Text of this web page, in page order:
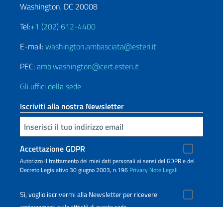
Washington, DC 20008
Tel:+1 (202) 612-4400
E-mail:washington.ambasciata@esteri.it
PEC:amb.washington@cert.esteri.it
Gli uffici della sede
Iscriviti alla nostra Newsletter
Inserisci la tua email
Accettazione GDPR
Autorizzo il trattamento dei miei dati personali ai sensi del GDPR e del
Decreto Legislativo 30 giugno 2003, n.196 Privacy Note Legali
Sì, voglio iscrivermi alla Newsletter per ricevere